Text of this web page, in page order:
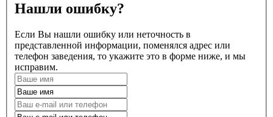
Нашли ошибку?
Если Вы нашли ошибку или неточность в
представленной информации, поменялся адрес или
телефон заведения, то укажите это в форме ниже, и мы
исправим.